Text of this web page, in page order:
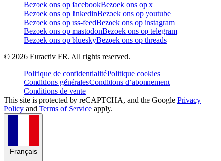
Bezoek ons op facebookBezoek ons op x
Bezoek ons op linkedinBezoek ons op youtube
Bezoek ons op rss-feedBezoek ons op instagram
Bezoek ons op mastodonBezoek ons op telegram
Bezoek ons op blueskyBezoek ons op threads
© 2026 Euractiv FR. All rights reserved.
Politique de confidentialitéPolitique cookies
Conditions généralesConditions d’abonnement
Conditions de vente
This site is protected by reCAPTCHA, and the Google Privacy
Policy and Terms of Service apply.
Français